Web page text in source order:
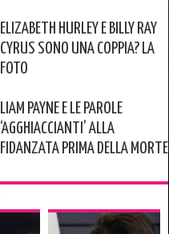
ELIZABETH HURLEY E BILLY RAY
CYRUS SONO UNA COPPIA? LA
FOTO
LIAM PAYNE E LE PAROLE
‘AGGHIACCIANTI’ ALLA
FIDANZATA PRIMA DELLA MORTE